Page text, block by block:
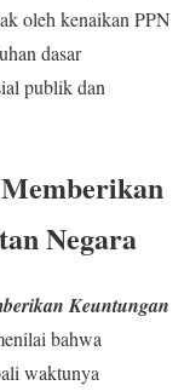
oleh kenaikan PPN
dasar
publik dan
Negara
Keuntungan
bahwa
waktunya